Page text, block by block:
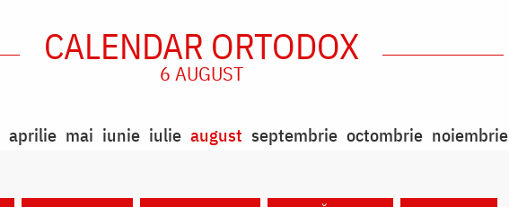
CALENDAR ORTODOX
6 AUGUST
aprilie mai iunie iulie august septembrie octombrie noiembrie